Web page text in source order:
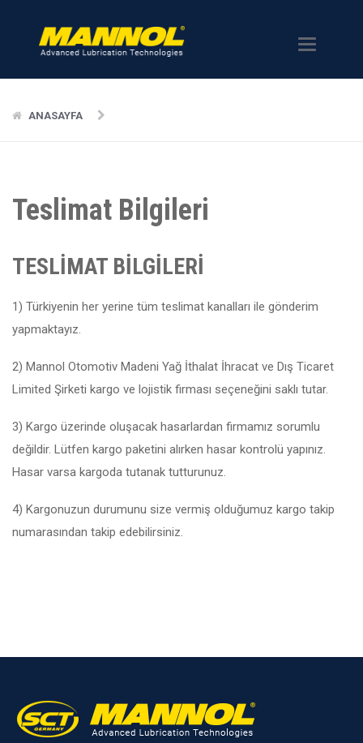
Menü
ANASAYFA
Teslimat Bilgileri
TESLİMAT BİLGİLERİ
1) Türkiyenin her yerine tüm teslimat kanalları ile gönderim
yapmaktayız.
2) Mannol Otomotiv Madeni Yağ İthalat İhracat ve Dış Ticaret
Limited Şirketi kargo ve lojistik firması seçeneğini saklı tutar.
3) Kargo üzerinde oluşacak hasarlardan firmamız sorumlu
değildir. Lütfen kargo paketini alırken hasar kontrolü yapınız.
Hasar varsa kargoda tutanak tutturunuz.
4) Kargonuzun durumunu size vermiş olduğumuz kargo takip
numarasından takip edebilirsiniz.